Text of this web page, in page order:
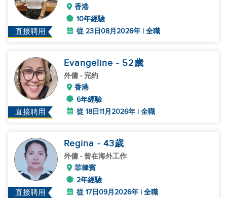
直接聘用
香港
10年經驗
從 23日08月2026年 | 全職
直接聘用
Evangeline - 52歲
外傭 - 完約
香港
6年經驗
從 18日11月2026年 | 全職
直接聘用
Regina - 43歲
外傭 - 曾在海外工作
菲律賓
2年經驗
從 17日09月2026年 | 全職